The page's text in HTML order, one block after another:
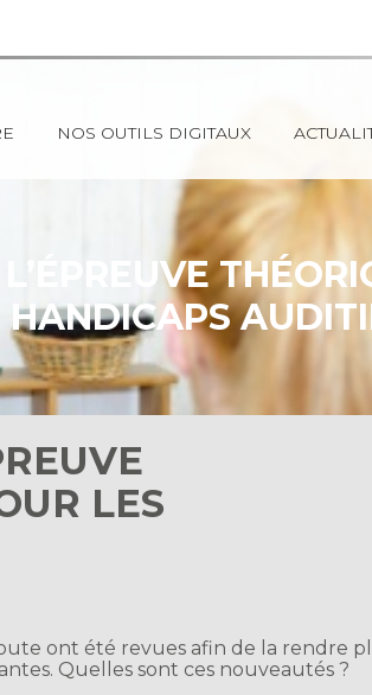
NOS OUTILS DIGITAUX
HANDICAPS
LES
ont été revues afin de la rendre
Quelles sont ces nouveautés ?